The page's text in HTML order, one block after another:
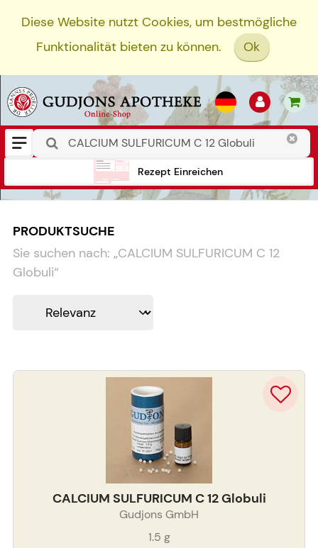
Diese Website nutzt Cookies, um bestmögliche
Funktionalität bieten zu können.
Ok
Rezept Einreichen
PRODUKTSUCHE
Sie suchen nach: „CALCIUM SULFURICUM C 12
Globuli“
CALCIUM SULFURICUM C 12 Globuli
Gudjons GmbH
1.5 g